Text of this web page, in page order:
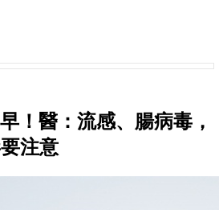
！醫：流感、腸病毒，
注意